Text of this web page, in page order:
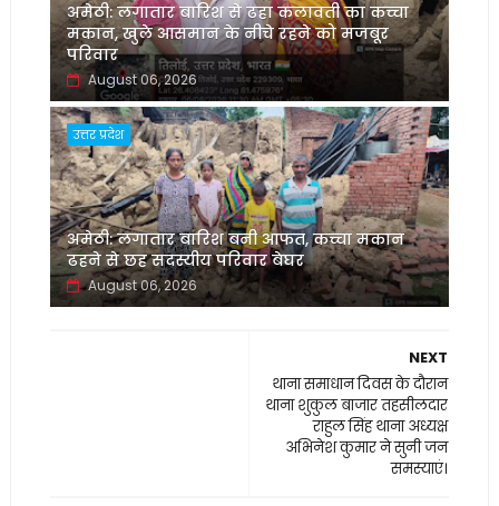
अमेठी: लगातार बारिश से ढहा कलावती का कच्चा
मकान, खुले आसमान के नीचे रहने को मजबूर
परिवार
August 06, 2026
उत्तर प्रदेश
अमेठी: लगातार बारिश बनी आफत, कच्चा मकान
ढहने से छह सदस्यीय परिवार बेघर
August 06, 2026
NEXT
थाना समाधान दिवस के दौरान
थाना शुकुल बाजार तहसीलदार
राहुल सिंह थाना अध्यक्ष
अभिनेश कुमार ने सुनी जन
समस्याएं।